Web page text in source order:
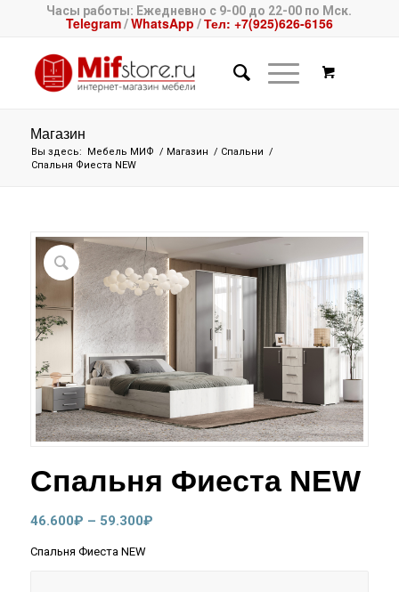
Часы работы: Ежедневно с 9-00 до 22-00 по Мск.
Telegram/WhatsApp /Тел: +7(925)626-6156
Магазин
Вы здесь: Мебель МИФ / Магазин / Спальни /
Спальня Фиеста NEW
Спальня Фиеста NEW
46.600₽ – 59.300₽Диапазон
Спальня Фиеста NEW